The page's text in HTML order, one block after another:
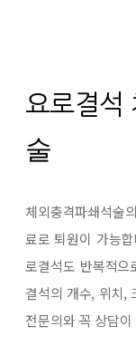
요로결석
술
체외충격파쇄석술
료로 퇴원이 가능
로결석도 반복적
결석의 개수, 위치,
전문의와 꼭 상담